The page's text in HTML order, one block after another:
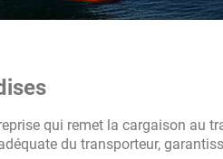
qui remet la cargaison au
du transporteur,